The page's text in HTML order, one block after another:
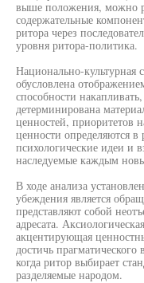
выше положения, можно
содержательные
ритора через
уровня ритора-политика.
Национально-культурная
обусловлена
способности
детерминирована
ценностей,
ценности определяются в
психологические идеи и
наследуемые каждым
В ходе анализа
убеждения является
представляют собой
адресата.
акцентирующая
достичь
когда ритор выбирает
разделяемые народом.